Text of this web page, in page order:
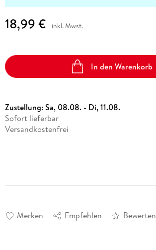
18,99 € inkl. Mwst.
In den Warenkorb
Zustellung:Sa, 08.08. - Di, 11.08.
Sofort lieferbar
Versandkostenfrei
Merken Empfehlen Bewerten